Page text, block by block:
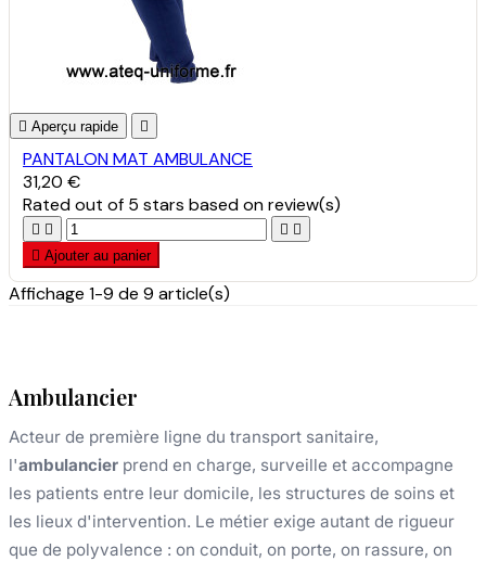
Ambulancier
Acteur de première ligne du transport sanitaire,
l'ambulancier prend en charge, surveille et accompagne
les patients entre leur domicile, les structures de soins et
les lieux d'intervention. Le métier exige autant de rigueur
que de polyvalence : on conduit, on porte, on rassure, on
 Aperçu rapide 
PANTALON MAT AMBULANCE
31,20 €
Ratedout of 5 stars based onreview(s)
   
 Ajouter au panier
Affichage 1-9 de 9 article(s)